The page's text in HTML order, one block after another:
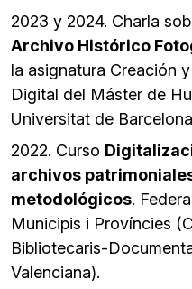
2023 y 2024. Charla
Archivo Histórico
la asignatura Creación
Digital del Máster de
Universitat de
2022. Curso
archivos
metodológicos.
Municipis i Províncies
Bibliotecaris-
Valenciana).